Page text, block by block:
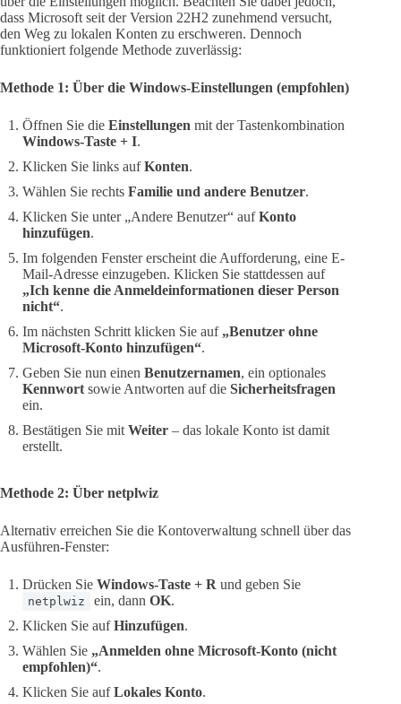
dass Microsoft seit der Version 22H2 zunehmend versucht,
den Weg zu lokalen Konten zu erschweren. Dennoch
funktioniert folgende Methode zuverlässig:
Methode 1: Über die Windows-Einstellungen (empfohlen)
Öffnen Sie die Einstellungen mit der Tastenkombination
Windows-Taste + I.
Klicken Sie links aufKonten.
Wählen Sie rechts Familie und andere Benutzer.
Klicken Sie unter „Andere Benutzer“ aufKonto
hinzufügen.
Im folgenden Fenster erscheint die Aufforderung, eine E-
Mail-Adresse einzugeben. Klicken Sie stattdessen auf
„Ich kenne die Anmeldeinformationen dieser Person
nicht“.
Im nächsten Schritt klicken Sie auf „Benutzer ohne
Microsoft-Konto hinzufügen“.
Geben Sie nun einen Benutzernamen, ein optionales
Kennwort sowie Antworten auf die Sicherheitsfragen
ein.
Bestätigen Sie mit Weiter – das lokale Konto ist damit
erstellt.
Methode 2: Über netplwiz
Alternativ erreichen Sie die Kontoverwaltung schnell über das
Ausführen-Fenster:
Drücken Sie Windows-Taste + R und geben Sie
netplwiz ein, dann OK.
Klicken Sie aufHinzufügen.
Wählen Sie „Anmelden ohne Microsoft-Konto (nicht
empfohlen)“.
Klicken Sie aufLokales Konto.